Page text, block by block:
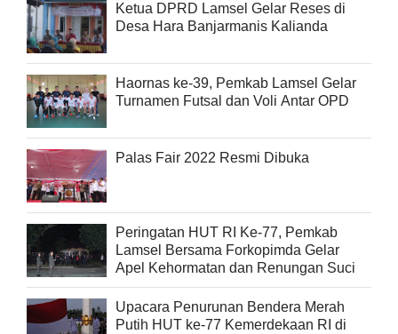
Ketua DPRD Lamsel Gelar Reses di
Desa Hara Banjarmanis Kalianda
Haornas ke-39, Pemkab Lamsel Gelar
Turnamen Futsal dan Voli Antar OPD
Palas Fair 2022 Resmi Dibuka
Peringatan HUT RI Ke-77, Pemkab
Lamsel Bersama Forkopimda Gelar
Apel Kehormatan dan Renungan Suci
Upacara Penurunan Bendera Merah
Putih HUT ke-77 Kemerdekaan RI di